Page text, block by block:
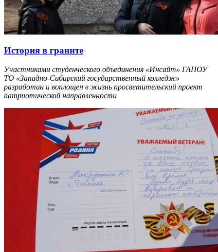
История в граните
Участниками студенческого объединения «Инсайт» ГАПОУ
ТО «Западно-Сибирский государственный колледж»
разработан и воплощен в жизнь просветительский проект
патриотической направленности